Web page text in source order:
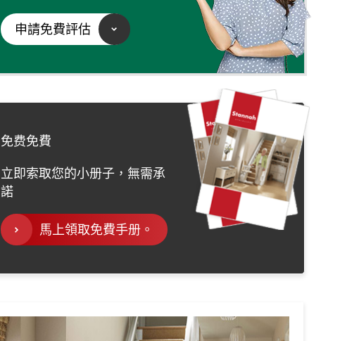
申請免費評估
免费免費
立即索取您的小册子，無需承
諾
馬上領取免費手册。